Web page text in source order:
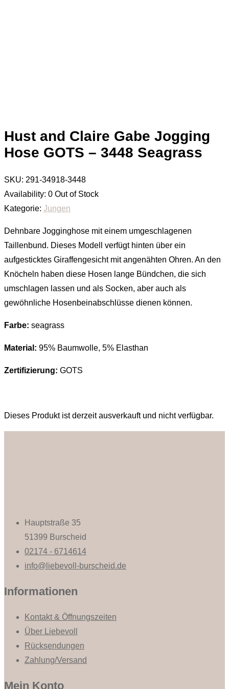
Hust and Claire Gabe Jogging
Hose GOTS – 3448 Seagrass
SKU: 291-34918-3448
Availability: 0 Out of Stock
Kategorie: Jungen
Dehnbare Jogginghose mit einem umgeschlagenen
Taillenbund. Dieses Modell verfügt hinten über ein
aufgesticktes Giraffengesicht mit angenähten Ohren. An den
Knöcheln haben diese Hosen lange Bündchen, die sich
umschlagen lassen und als Socken, aber auch als
gewöhnliche Hosenbeinabschlüsse dienen können.
Farbe: seagrass
Material: 95% Baumwolle, 5% Elasthan
Zertifizierung: GOTS
Dieses Produkt ist derzeit ausverkauft und nicht verfügbar.
Hauptstraße 35
51399 Burscheid
02174 - 6714614
info@liebevoll-burscheid.de
Informationen
Kontakt & Öffnungszeiten
Über Liebevoll
Rücksendungen
Zahlung/Versand
Mein Konto